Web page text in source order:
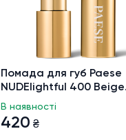
Помада для губ Paese
NUDElightful 400 Beige
Marshmallow, 4,5г
420 ₴
В наявності